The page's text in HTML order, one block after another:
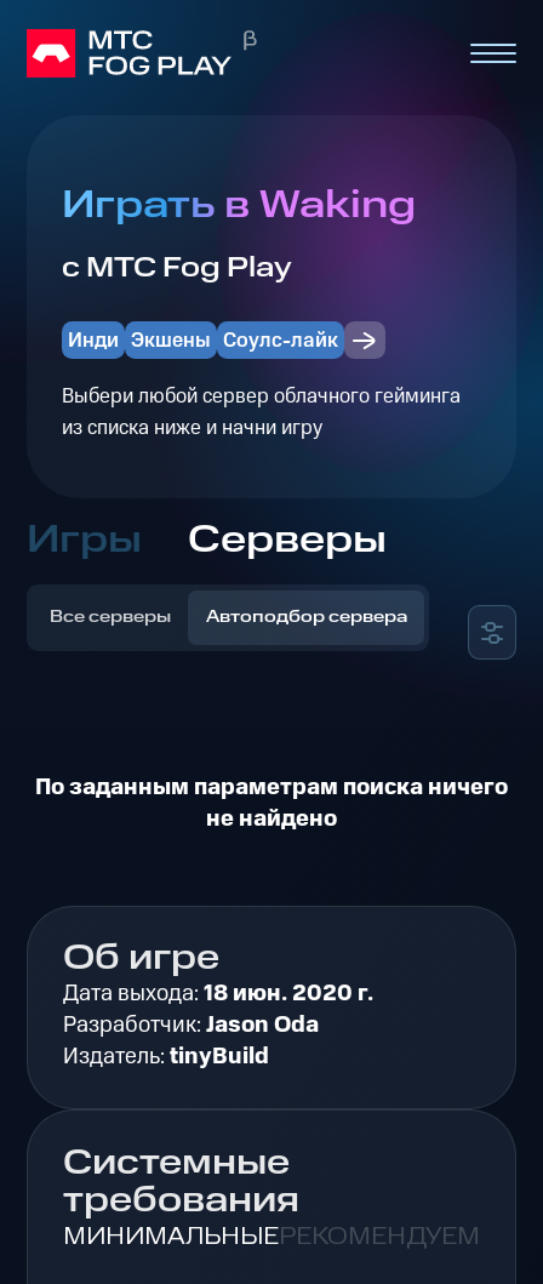
Играть в Waking
с МТС Fog Play
Инди Экшены Соулс-лайк
Выбери любой сервер облачного гейминга
из списка ниже и начни игру
Игры Серверы
Все серверы Автоподбор сервера
По заданным параметрам поиска ничего
не найдено
Об игре
Дата выхода:18 июн. 2020 г.
Разработчик:Jason Oda
Издатель:tinyBuild
Системные
требования
МИНИМАЛЬНЫЕРЕКОМЕНДУЕМЫЕ